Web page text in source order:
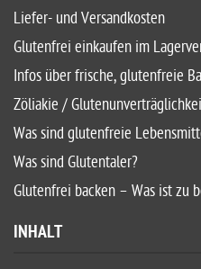
Liefer- und Versandkosten
Glutenfrei einkaufen im
Infos über frische, glutenfreie
Zöliakie /
Was sind glutenfreie
Was sind Glutentaler?
Glutenfrei backen – Was ist zu
INHALT